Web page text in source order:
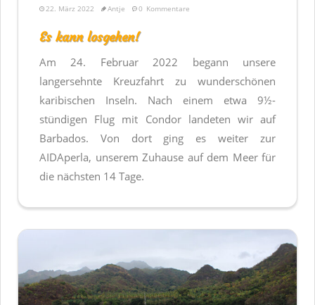
22. März 2022
Antje 0 Kommentare
Es kann losgehen!
Am 24. Februar 2022 begann unsere
langersehnte Kreuzfahrt zu wunderschönen
karibischen Inseln. Nach einem etwa 9½-
stündigen Flug mit Condor landeten wir auf
Barbados. Von dort ging es weiter zur
AIDAperla, unserem Zuhause auf dem Meer für
die nächsten 14 Tage.